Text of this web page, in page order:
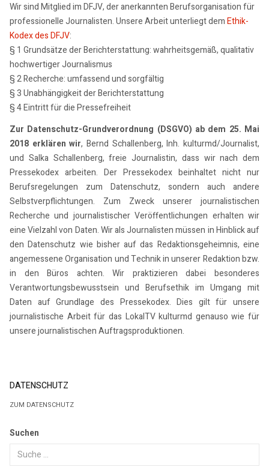
Wir sind Mitglied im DFJV, der anerkannten Berufsorganisation für
professionelle Journalisten. Unsere Arbeit unterliegt demEthik-
Kodex des DFJV:
§ 1 Grundsätze der Berichterstattung: wahrheitsgemäß, qualitativ
hochwertiger Journalismus
§ 2 Recherche: umfassend und sorgfältig
§ 3 Unabhängigkeit der Berichterstattung
§ 4 Eintritt für die Pressefreiheit
Zur Datenschutz-Grundverordnung (DSGVO) ab dem 25. Mai
2018 erklären wir, Bernd Schallenberg, Inh. kulturmd/Journalist,
und Salka Schallenberg, freie Journalistin, dass wir nach dem
Pressekodex arbeiten. Der Pressekodex beinhaltet nicht nur
Berufsregelungen zum Datenschutz, sondern auch andere
Selbstverpflichtungen. Zum Zweck unserer journalistischen
Recherche und journalistischer Veröffentlichungen erhalten wir
eine Vielzahl von Daten. Wir als Journalisten müssen in Hinblick auf
den Datenschutz wie bisher auf das Redaktionsgeheimnis, eine
angemessene Organisation und Technik in unserer Redaktion bzw.
in den Büros achten. Wir praktizieren dabei besonderes
Verantwortungsbewusstsein und Berufsethik im Umgang mit
Daten auf Grundlage des Pressekodex. Dies gilt für unsere
journalistische Arbeit für das LokalTV kulturmd genauso wie für
unsere journalistischen Auftragsproduktionen.
DATENSCHUTZ
ZUM DATENSCHUTZ
Suchen